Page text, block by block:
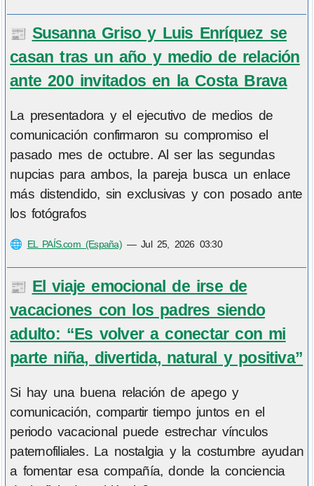
📰 Susanna Griso y Luis Enríquez se
casan tras un año y medio de relación
ante 200 invitados en la Costa Brava
La presentadora y el ejecutivo de medios de
comunicación confirmaron su compromiso el
pasado mes de octubre. Al ser las segundas
nupcias para ambos, la pareja busca un enlace
más distendido, sin exclusivas y con posado ante
los fotógrafos
🌐 EL PAÍS.com (España)—Jul 25, 2026 03:30
📰 El viaje emocional de irse de
vacaciones con los padres siendo
adulto: “Es volver a conectar con mi
parte niña, divertida, natural y positiva”
Si hay una buena relación de apego y
comunicación, compartir tiempo juntos en el
periodo vacacional puede estrechar vínculos
paternofiliales. La nostalgia y la costumbre ayudan
a fomentar esa compañía, donde la conciencia